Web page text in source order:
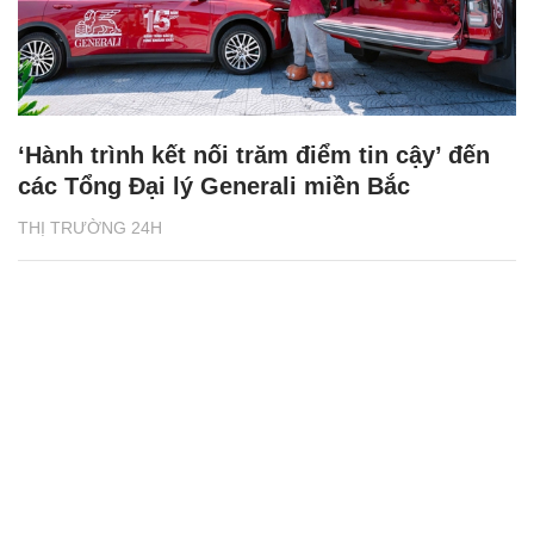
THỊ TRƯỜNG 24H
‘Hành trình kết nối trăm điểm tin cậy’ đến
các Tổng Đại lý Generali miền Bắc